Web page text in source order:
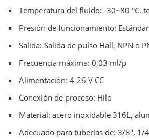
Temperatura del fluido: -30~80 °C,
Presión de funcionamiento:
Salida: Salida de pulso Hall, NPN o
Frecuencia máxima: 0,03 ml/p
Alimentación: 4-26 V CC
Conexión de proceso: Hilo
Material: acero inoxidable 316L,
Adecuado para tuberías de: 3/8",